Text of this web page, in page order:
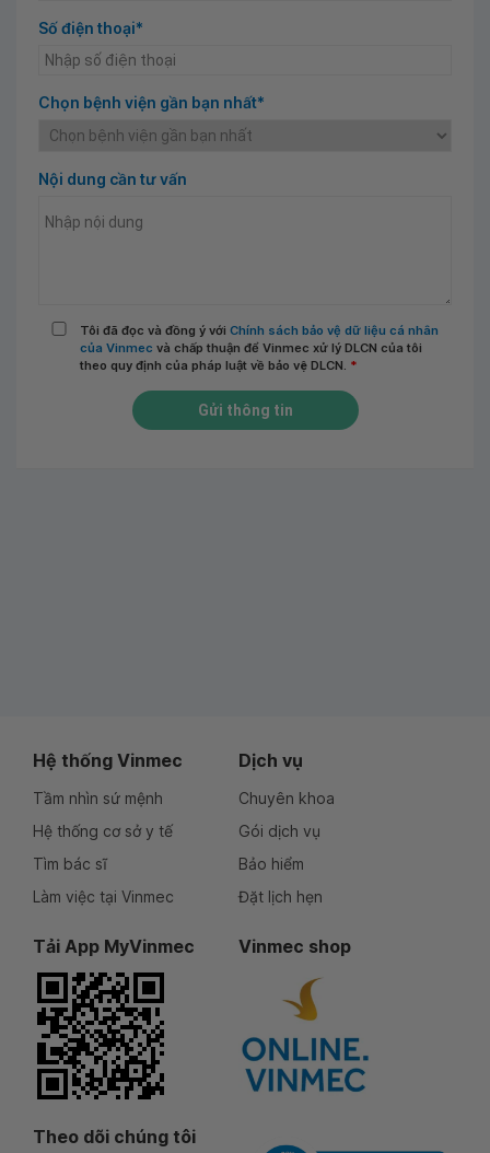
Số điện thoại*
Chọn bệnh viện gần bạn nhất*
Nội dung cần tư vấn
Tôi đã đọc và đồng ý với Chính sách bảo vệ dữ liệu cá nhân
của Vinmec và chấp thuận để Vinmec xử lý DLCN của tôi
theo quy định của pháp luật về bảo vệ DLCN. *
Gửi thông tin
Hệ thống Vinmec
Tầm nhìn sứ mệnh
Hệ thống cơ sở y tế
Tìm bác sĩ
Làm việc tại Vinmec
Dịch vụ
Chuyên khoa
Gói dịch vụ
Bảo hiểm
Đặt lịch hẹn
Tải App MyVinmec Vinmec shop
Theo dõi chúng tôi